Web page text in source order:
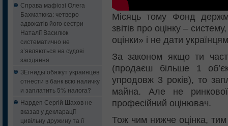
Справа мафіозі Олега
Бахматюка: четверо
адвокатів його сестри
Наталії Василюк
систематично не
з’являються на судові
засідання
ЗЕгниды обяжут украинцев
отнести в банк всю наличку
и заплатить 5% налога?
Нардеп Сергій Шахов не
вказав у декларації
цивільну дружину та її
Місяць тому Фонд
звітів про оцінку –
оцінки» і не дати
За законом якщо ти
(продаєш більше 1
упродовж 3 років), то
майна. Але не ринкової
професійний оцінювач.
Тож чим нижче оцінка,